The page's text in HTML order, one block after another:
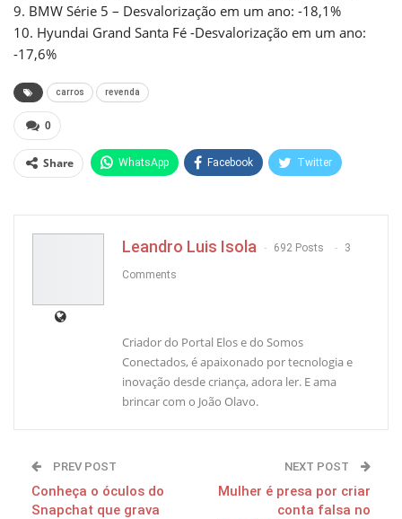
9. BMW Série 5 – Desvalorização em um ano: -18,1%
10. Hyundai Grand Santa Fé -Desvalorização em um ano:
-17,6%
carros revenda
0
Share WhatsApp Facebook Twitter
Leandro Luis Isola 692 Posts 3
Comments
Criador do Portal Elos e do Somos
Conectados, é apaixonado por tecnologia e
inovação desde criança, adora ler. E ama
brincar com o João Olavo.
PREV POST
Conheça o óculos do
Snapchat que grava
NEXT POST
Mulher é presa por criar
conta falsa no